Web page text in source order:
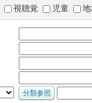
視聴覚 児童